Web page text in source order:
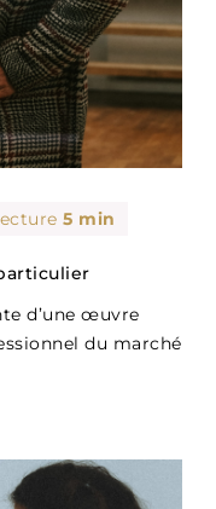
5 min
d’une œuvre
du marché